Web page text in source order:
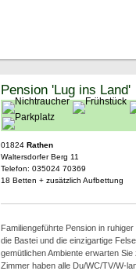
Pension 'Lug ins Land'
01824 Rathen
Waltersdorfer Berg 11
Telefon: 035024 70369
18 Betten + zusätzlich Aufbettung
Familiengeführte Pension in
die Bastei und die einzigartige
gemütlichen Ambiente erwarten
Zimmer haben alle Du/WC/TV/W-